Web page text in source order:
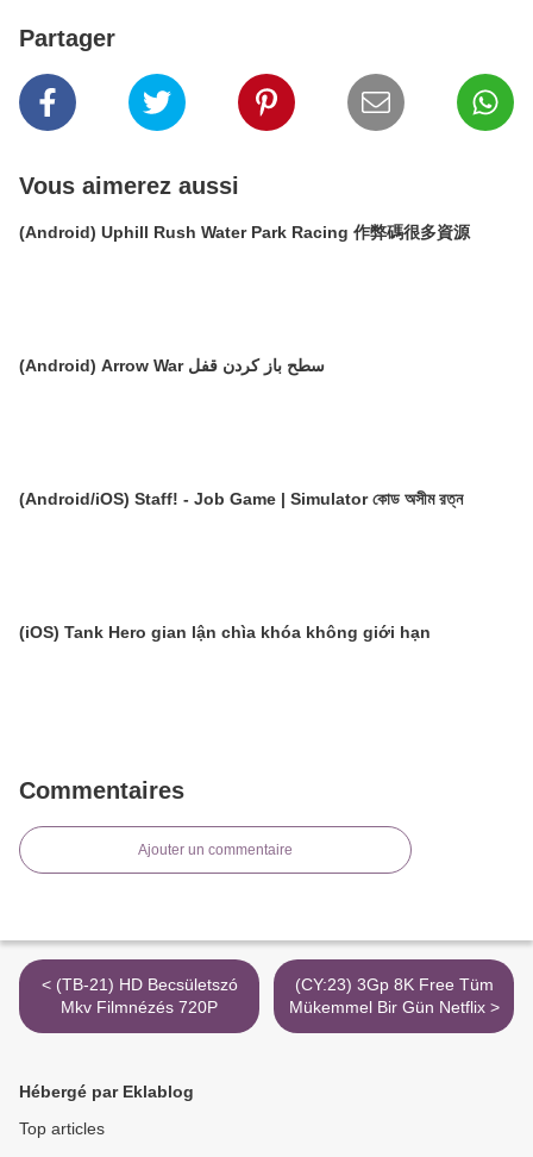
Partager
Vous aimerez aussi
(Android) Uphill Rush Water Park Racing 作弊碼很多資源
(Android) Arrow War سطح باز کردن قفل
(Android/iOS) Staff! - Job Game | Simulator কোড অসীম রত্ন
(iOS) Tank Hero gian lận chìa khóa không giới hạn
Commentaires
Ajouter un commentaire
< (TB-21) HD Becsületszó
Mkv Filmnézés 720P
(CY:23) 3Gp 8K Free Tüm
Mükemmel Bir Gün Netflix >
Hébergé par Eklablog
Top articles